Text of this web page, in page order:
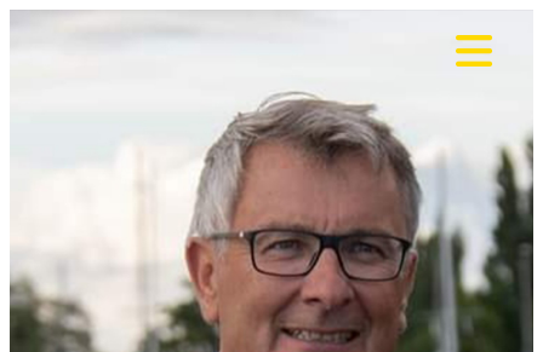
Panneau de gestion des cookies